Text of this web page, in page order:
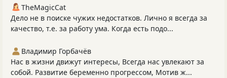
TheMagicCat
Дело не в поиске чужих недостатков. Лично я всегда за
качество, т.е. за работу ума. Когда есть подо...
Владимир Горбачёв
Нас в жизни движут интересы, Всегда нас увлекают за
собой. Развитие беременно прогрессом, Мотив ж...